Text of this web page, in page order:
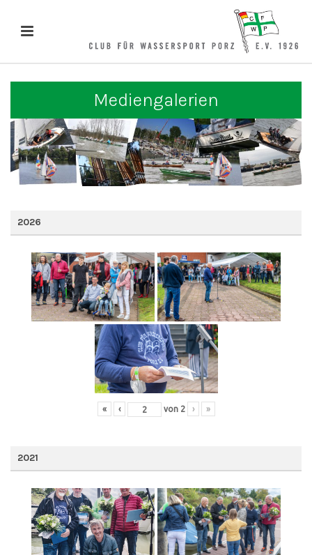
Mediengalerien
2026
« ‹ von 2 › »
2021